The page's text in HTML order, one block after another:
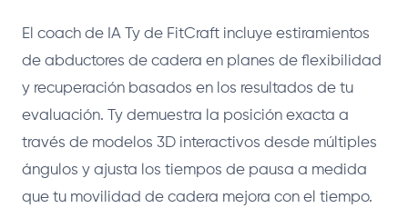
El coach de IA Ty de FitCraft incluye estiramientos
de abductores de cadera en planes de flexibilidad
y recuperación basados en los resultados de tu
evaluación. Ty demuestra la posición exacta a
través de modelos 3D interactivos desde múltiples
ángulos y ajusta los tiempos de pausa a medida
que tu movilidad de cadera mejora con el tiempo.